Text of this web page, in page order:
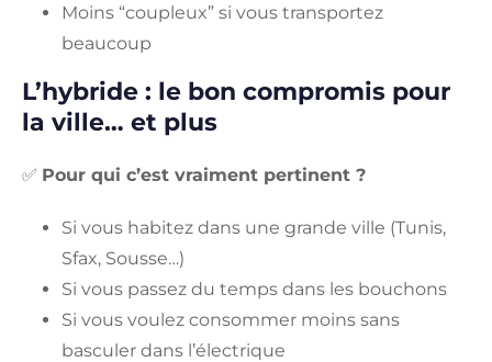
Moins “coupleux” si vous transportez
beaucoup
L’hybride : le bon compromis pour
la ville… et plus
✅ Pour qui c’est vraiment pertinent ?
Si vous habitez dans une grande ville (Tunis,
Sfax, Sousse…)
Si vous passez du temps dans les bouchons
Si vous voulez consommer moins sans
basculer dans l’électrique